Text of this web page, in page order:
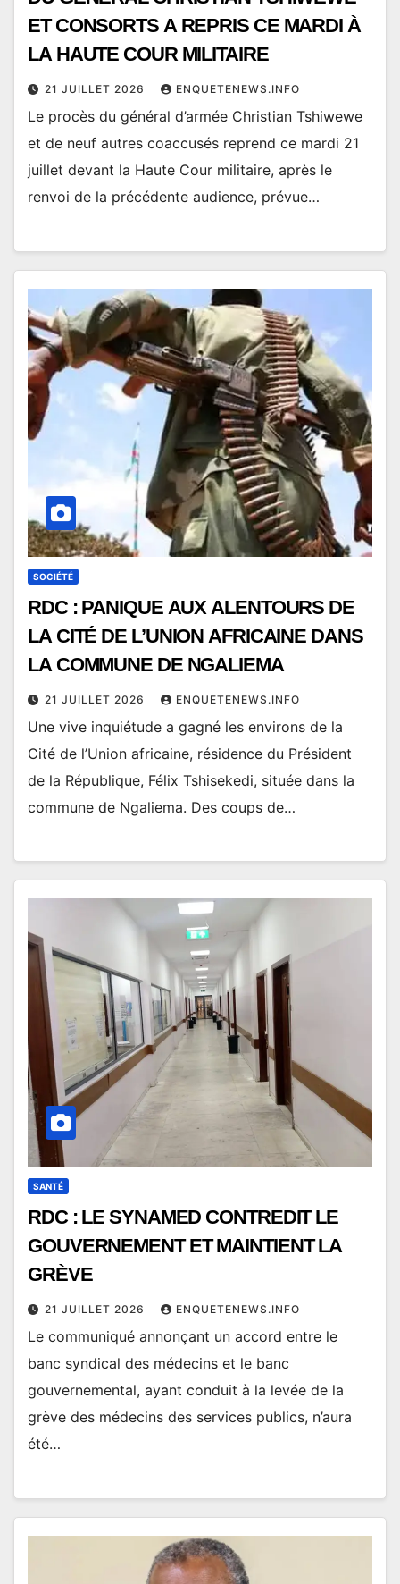
ET CONSORTS A REPRIS CE MARDI À
LA HAUTE COUR MILITAIRE
21 JUILLET 2026 ENQUETENEWS.INFO
Le procès du général d’armée Christian Tshiwewe
et de neuf autres coaccusés reprend ce mardi 21
juillet devant la Haute Cour militaire, après le
renvoi de la précédente audience, prévue…
SOCIÉTÉ
RDC : PANIQUE AUX ALENTOURS DE
LA CITÉ DE L’UNION AFRICAINE DANS
LA COMMUNE DE NGALIEMA
21 JUILLET 2026 ENQUETENEWS.INFO
Une vive inquiétude a gagné les environs de la
Cité de l’Union africaine, résidence du Président
de la République, Félix Tshisekedi, située dans la
commune de Ngaliema. Des coups de…
SANTÉ
RDC : LE SYNAMED CONTREDIT LE
GOUVERNEMENT ET MAINTIENT LA
GRÈVE
21 JUILLET 2026 ENQUETENEWS.INFO
Le communiqué annonçant un accord entre le
banc syndical des médecins et le banc
gouvernemental, ayant conduit à la levée de la
grève des médecins des services publics, n’aura
été…